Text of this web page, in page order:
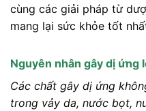
cùng các giải pháp từ
mang lại sức khỏe tốt
Nguyên nhân gây dị ứng
Các chất gây dị ứng
trong vảy da, nước bọt,